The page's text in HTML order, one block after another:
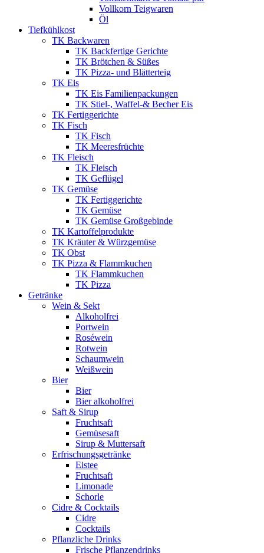
Vollkorn Teigwaren
Öl
Tiefkühlkost
TK Backwaren
TK Backfertige Gerichte
TK Brötchen & Süßes
TK Pizza- und Blätterteig
TK Eis
TK Eis Familienpackungen
TK Stiel-, Waffel-& Becher Eis
TK Fertiggerichte
TK Fisch
TK Fisch
TK Meeresfrüchte
TK Fleisch
TK Fleisch
TK Geflügel
TK Gemüse
TK Fertiggerichte
TK Gemüse
TK Gemüse Großgebinde
TK Kartoffelprodukte
TK Kräuter & Würzgemüse
TK Obst
TK Pizza & Flammkuchen
TK Flammkuchen
TK Pizza
Getränke
Wein & Sekt
Alkoholfrei
Portwein
Roséwein
Rotwein
Schaumwein
Weißwein
Bier
Bier
Bier alkoholfrei
Saft & Sirup
Fruchtsaft
Gemüsesaft
Sirup & Muttersaft
Erfrischungsgetränke
Eistee
Fruchtsaft
Limonade
Schorle
Cidre & Cocktails
Cidre
Cocktails
Pflanzliche Drinks
Frische Pflanzendrinks